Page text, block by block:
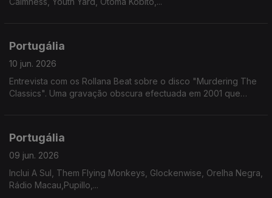
Portugália
10 jun. 2026
Entrevista com os Rollana Beat sobre o disco "Murdering The
Classics". Uma gravação obscura efectuada em 2001 que
Portugália
09 jun. 2026
Inclui A Sul, Them Flying Monkeys, Glockenwise, Orelha Negra,
Rádio Macau,Pupillo,...